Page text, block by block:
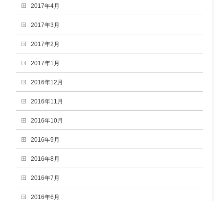
2017年4月
2017年3月
2017年2月
2017年1月
2016年12月
2016年11月
2016年10月
2016年9月
2016年8月
2016年7月
2016年6月